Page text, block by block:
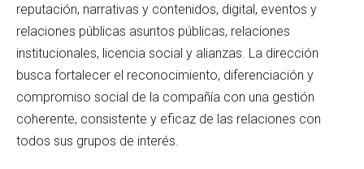
reputación, narrativas y contenidos, digital, eventos y
relaciones públicas asuntos públicas, relaciones
institucionales, licencia social y alianzas. La dirección
busca fortalecer el reconocimiento, diferenciación y
compromiso social de la compañía con una gestión
coherente, consistente y eficaz de las relaciones con
todos sus grupos de interés.